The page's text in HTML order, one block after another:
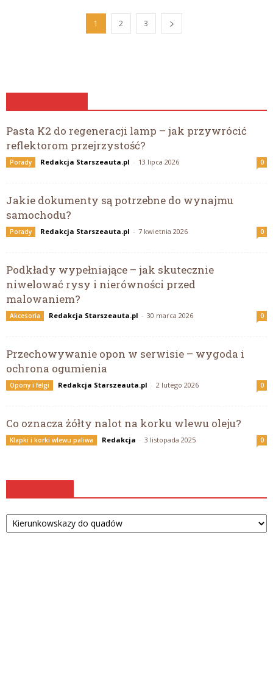
1 2 3
Pasta K2 do regeneracji lamp – jak przywrócić
reflektorom przejrzystość?
Porady Redakcja Starszeauta.pl - 13 lipca 2026 0
Jakie dokumenty są potrzebne do wynajmu
samochodu?
Porady Redakcja Starszeauta.pl - 7 kwietnia 2026 0
Podkłady wypełniające – jak skutecznie
niwelować rysy i nierówności przed
malowaniem?
Akcesoria Redakcja Starszeauta.pl - 30 marca 2026 0
Przechowywanie opon w serwisie – wygoda i
ochrona ogumienia
Opony i felgi Redakcja Starszeauta.pl - 2 lutego 2026 0
Co oznacza żółty nalot na korku wlewu oleju?
Klapki i korki wlewu paliwa Redakcja - 3 listopada 2025 0
Kategorie